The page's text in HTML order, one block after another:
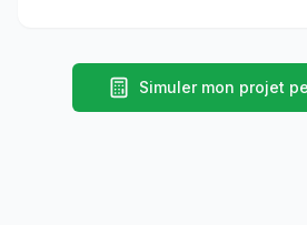
Simuler mon projet